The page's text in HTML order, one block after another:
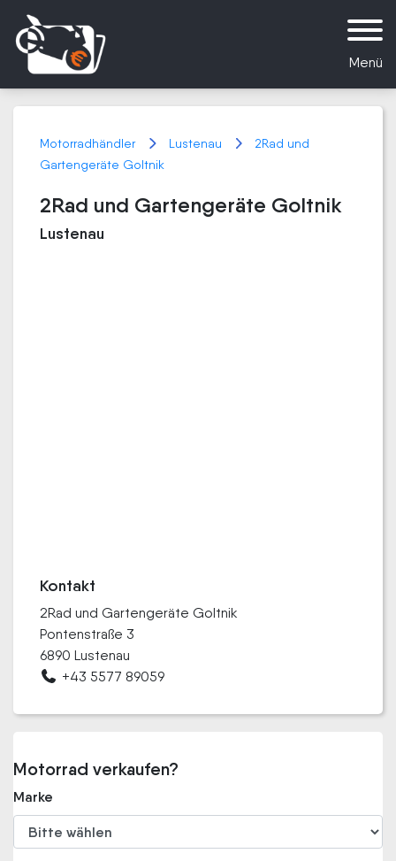
Menü
Motorradhändler Lustenau
2Rad und
Gartengeräte Goltnik
2Rad und Gartengeräte Goltnik
Lustenau
Kontakt
2Rad und Gartengeräte Goltnik
Pontenstraße 3
6890 Lustenau
+43 5577 89059
Motorrad verkaufen?
Marke